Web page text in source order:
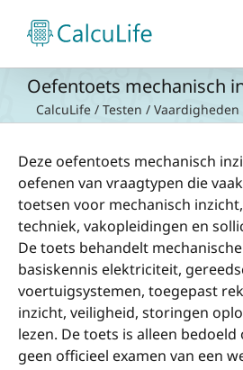
naar
inhoud
Oefentoets mechanisch
CalcuLife / Testen / Vaardigheden
Deze oefentoets mechanisch
oefenen van vraagtypen die
toetsen voor mechanisch
techniek, vakopleidingen en
De toets behandelt
basiskennis elektriciteit,
voertuigsystemen, toegepast
inzicht, veiligheid, storingen
lezen. De toets is alleen
geen officieel examen van een